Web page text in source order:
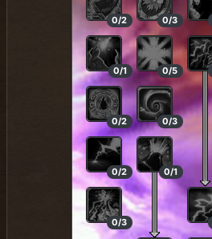
0/2 0/3
0/1 0/5
0/2 0/3
0/2 0/1
0/3